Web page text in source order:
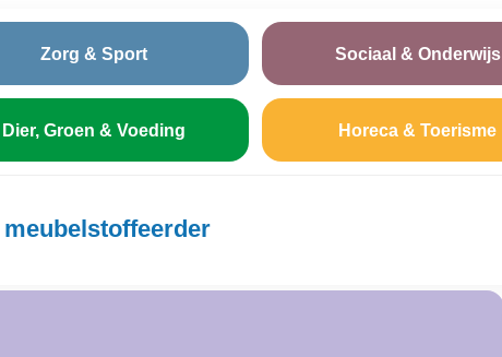
Zorg & Sport Sociaal & Onderwijs
Dier, Groen & Voeding Horeca & Toerisme